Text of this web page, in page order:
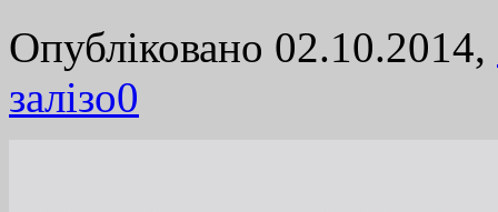
Опубліковано 02.10.2014,
залізо0